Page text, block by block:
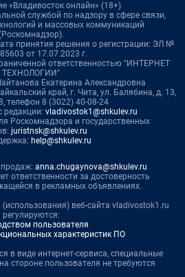
«Владивосток онлайн» (18+)
службой по надзору в сфере связи,
и массовых коммуникаций
принятия решения о регистрации: ЭЛ №
от 17.07.2023 г.
ответственностью "ИНТЕРНЕТ
ТЕХНОЛОГИИ"
Екатерина Александровна
край, г. Чита, ул. Балябина, д. 13,
телефон 8 (3022) 40-08-24
редакции: vladivostok1@shkulev.ru
Роскомнадзора и государственных
juristnsk@shkulev.ru
help@shkulev.ru
anna.chugaynova@shkulev.ru
ответственности за достоверность
в рекламных объявлениях.
веб-сайта vladivostok1.ru
регулируются:
пользователя
характеристик ПО
в виде интернет-сервиса, специальные
стороне пользователя не требуются